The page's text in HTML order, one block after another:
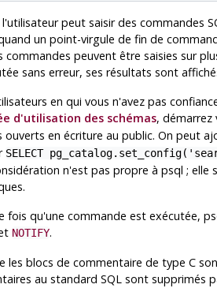
peut saisir des commandes
un point-virgule de fin de
commandes peuvent être saisies sur
sans erreur, ses résultats sont
en qui vous n'avez pas
d'utilisation des schémas,
ouverts en écriture au public. On peut
SELECT
n'est pas propre à psql ; elle
fois qu'une commande est exécutée,
NOTIFY.
les blocs de commentaire de type C
au standard SQL sont supprimés